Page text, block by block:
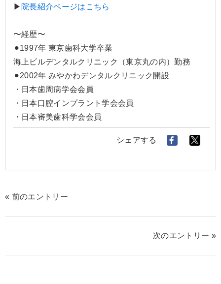
▶ 院長紹介ページはこちら
〜経歴〜
⚫︎1997年 東京歯科大学卒業
海上ビルデンタルクリニック（東京丸の内）勤務
⚫︎2002年 みやかわデンタルクリニック開設
・日本歯周病学会会員
・日本口腔インプラント学会会員
・日本審美歯科学会会員
シェアする
« 前のエントリー
次のエントリー »